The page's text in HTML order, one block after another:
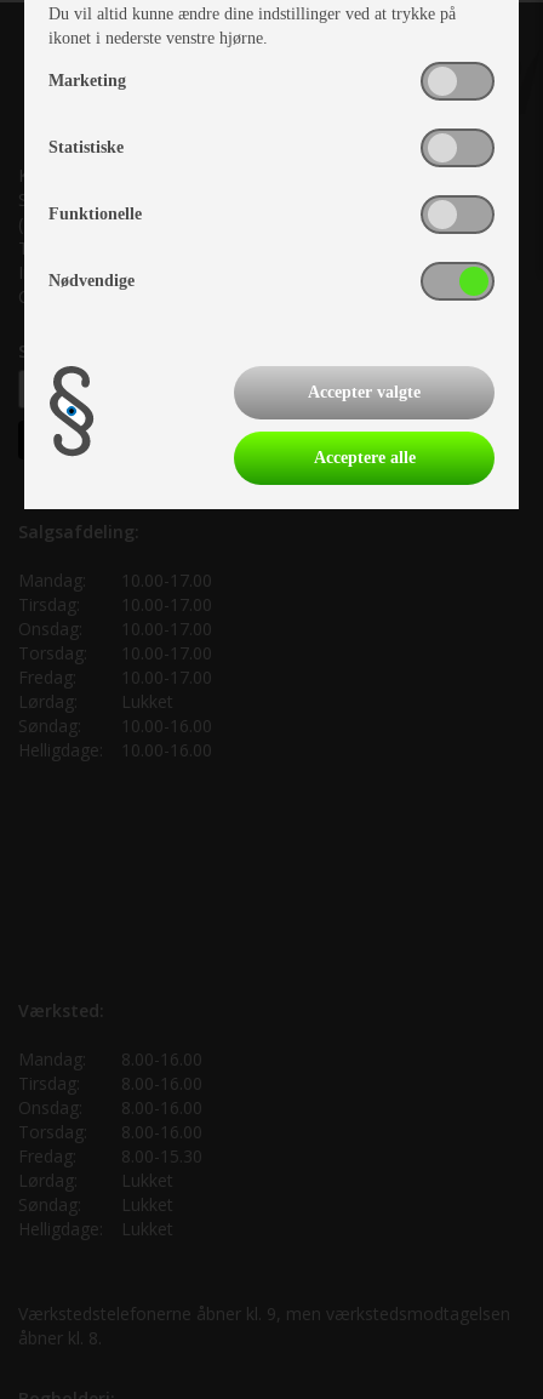
Kronjyllands Camping Center A/S
Suderholmen 10, 8960 Randers SØ
(Lige ud til Grenåvej)
Tlf. +45 87 10 98 70
Info@as-kcc.dk
CVR: 33 38 77 33
Samtykke til nyhedsbrev
Salgsafdeling:
Mandag:
10.00-17.00
Tirsdag:
10.00-17.00
Onsdag:
10.00-17.00
Torsdag:
10.00-17.00
Fredag:
10.00-17.00
Lørdag:
Lukket
Søndag:
10.00-16.00
Helligdage:
10.00-16.00
Værksted:
Mandag:
8.00-16.00
Tirsdag:
8.00-16.00
Onsdag:
8.00-16.00
Torsdag:
8.00-16.00
Fredag:
8.00-15.30
Lørdag:
Lukket
Søndag:
Lukket
Helligdage:
Lukket
Værkstedstelefonerne åbner kl. 9, men værkstedsmodtagelsen
åbner kl. 8.
Du vil altid kunne ændre dine indstillinger ved at trykke på
ikonet i nederste venstre hjørne.
Marketing
Statistiske
Funktionelle
Nødvendige
Accepter valgte
Acceptere alle